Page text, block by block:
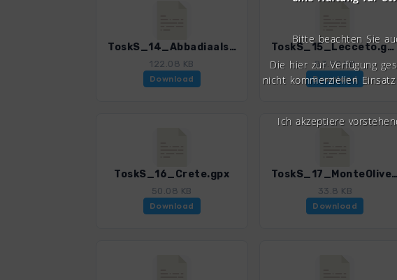
ToskS_14_AbbadiaaIsola.gpx
122.08 KB
Download
ToskS_15_Lecceto.gpx
83.52 KB
Download
ToskS_16_Crete.gpx
50.08 KB
Download
33.8 KB
Download
Bitte beachten Sie
Die hier zur Verfügung
nicht kommerziellen
Ich akzeptiere